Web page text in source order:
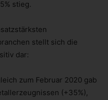
stieg.
stellt sich die
dar:
zum Februar 2020 gab
(+35%),